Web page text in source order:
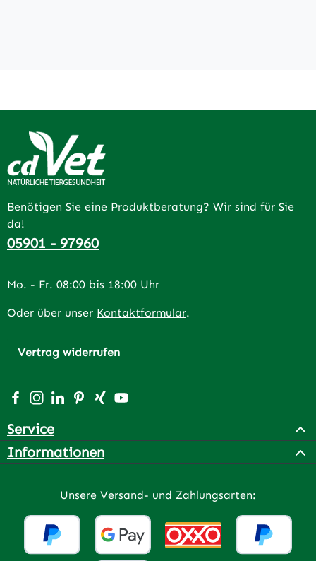
Benötigen Sie eine Produktberatung? Wir sind für Sie
da!
05901 - 97960
Mo. - Fr. 08:00 bis 18:00 Uhr
Oder über unser Kontaktformular.
Vertrag widerrufen
Besuche uns auf Facebook – öffnet in neuem Tab
Schau auf Instagram vorbei – öffnet in neuem Tab
Vernetze dich mit uns auf LinkedIn – öffnet in
Lass dich auf Pinterest inspirieren – öffnet
Vernetze dich mit uns auf Xing – öffnet
Sieh dir unsere Videos auf YouTube
Service
Informationen
Unsere Versand- und Zahlungsarten: